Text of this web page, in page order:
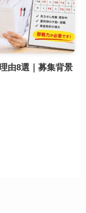
由8選｜募集背景